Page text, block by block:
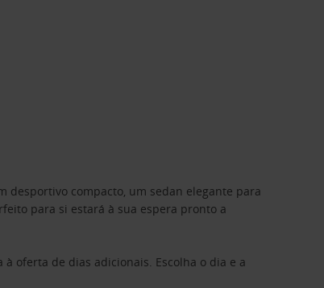
compacto, um sedan elegante para
para si estará à sua espera pronto a
oferta de dias adicionais. Escolha o dia e a